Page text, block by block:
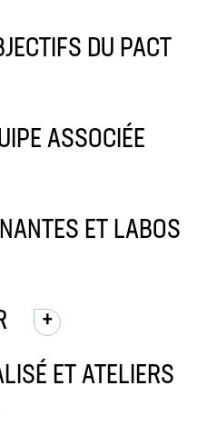
DU PACT
ASSOCIÉE
ET LABOS
ET ATELIERS